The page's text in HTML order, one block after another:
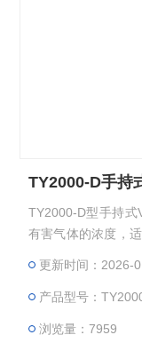
TY2000-D手持
TY2000-D型手持式
有害气体的浓度，
更新时间：2026-
产品型号：
浏览量：7959